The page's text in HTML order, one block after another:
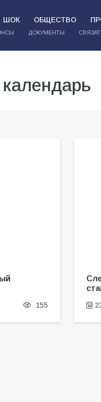
ШОК ОБЩЕСТВО
ДОКУМЕНТЫ
155